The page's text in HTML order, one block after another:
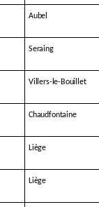
Aubel
Seraing
Villers-le-Bouillet
Chaudfontaine
Liège
Liège